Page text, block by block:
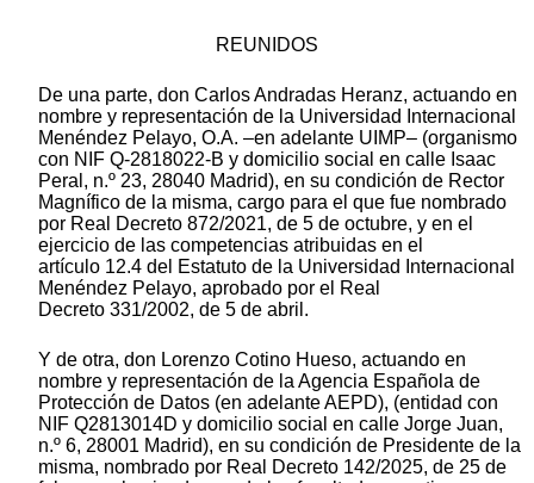
REUNIDOS
De una parte, don Carlos Andradas Heranz, actuando en
nombre y representación de la Universidad Internacional
Menéndez Pelayo, O.A. –en adelante UIMP– (organismo
con NIF Q-2818022-B y domicilio social en calle Isaac
Peral, n.º 23, 28040 Madrid), en su condición de Rector
Magnífico de la misma, cargo para el que fue nombrado
por Real Decreto 872/2021, de 5 de octubre, y en el
ejercicio de las competencias atribuidas en el
artículo 12.4 del Estatuto de la Universidad Internacional
Menéndez Pelayo, aprobado por el Real
Decreto 331/2002, de 5 de abril.
Y de otra, don Lorenzo Cotino Hueso, actuando en
nombre y representación de la Agencia Española de
Protección de Datos (en adelante AEPD), (entidad con
NIF Q2813014D y domicilio social en calle Jorge Juan,
n.º 6, 28001 Madrid), en su condición de Presidente de la
misma, nombrado por Real Decreto 142/2025, de 25 de